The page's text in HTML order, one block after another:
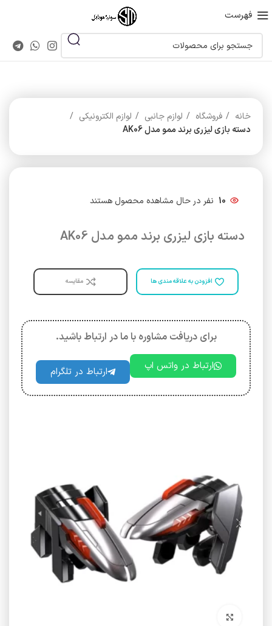
فهرست
خانه فروشگاه لوازم جانبی
لوازم الکترونیکی
دسته بازی لیزری برند ممو مدل AK06
10 نفر در حال مشاهده محصول هستند
دسته بازی لیزری برند ممو مدل AK06
افزودن به علاقه مندی ها مقایسه
برای دریافت مشاوره با ما در ارتباط باشید.
ارتباط در واتس اپ ارتباط در تلگرام